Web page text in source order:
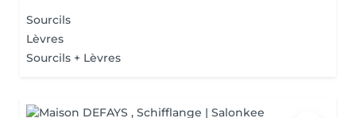
Sourcils
Lèvres
Sourcils + Lèvres